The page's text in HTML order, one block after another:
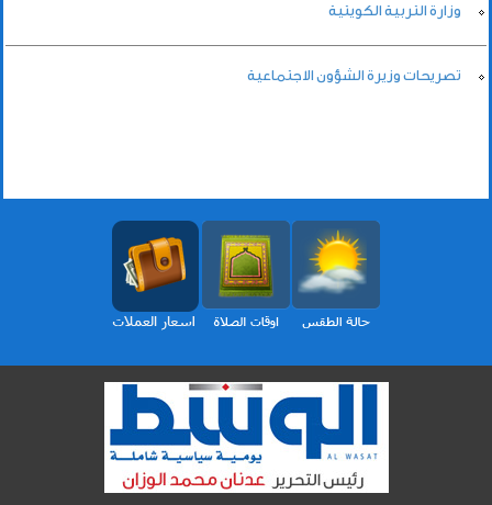
وزارة التربية الكويتية
تصريحات وزيرة الشؤون الاجتماعية